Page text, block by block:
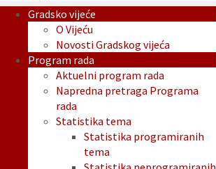
Gradsko vijeće
O Vijeću
Novosti Gradskog vijeća
Program rada
Aktuelni program rada
Napredna pretraga Programa
rada
Statistika tema
Statistika programiranih
tema